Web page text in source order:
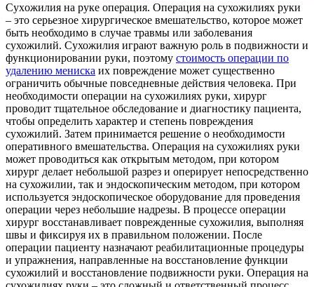
Суxoжилия нa рукe операция. Операция на сухожилиях руки
– это серьезное хирургическое вмешательство, которое может
быть необходимо в случае травмы или заболевания
сухожилий. Сухожилия играют важную роль в подвижности и
функционировании руки, поэтому стоимость операции по
удалению мениска их повреждение может существенно
ограничить обычные повседневные действия человека. При
необходимости операции на сухожилиях руки, хирург
проводит тщательное обследование и диагностику пациента,
чтобы определить характер и степень повреждения
сухожилий. Затем принимается решение о необходимости
оперативного вмешательства. Операция на сухожилиях руки
может проводиться как открытым методом, при котором
хирург делает небольшой разрез и оперирует непосредственно
на сухожилии, так и эндоскопическим методом, при котором
используется эндоскопическое оборудование для проведения
операции через небольшие надрезы. В процессе операции
хирург восстанавливает поврежденные сухожилия, выполняя
швы и фиксируя их в правильном положении. После
операции пациенту назначают реабилитационные процедуры
и упражнения, направленные на восстановление функции
сухожилий и восстановление подвижности руки. Операция на